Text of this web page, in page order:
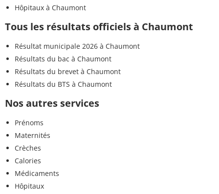
Hôpitaux à Chaumont
Tous les résultats officiels à Chaumont
Résultat municipale 2026 à Chaumont
Résultats du bac à Chaumont
Résultats du brevet à Chaumont
Résultats du BTS à Chaumont
Nos autres services
Prénoms
Maternités
Crèches
Calories
Médicaments
Hôpitaux